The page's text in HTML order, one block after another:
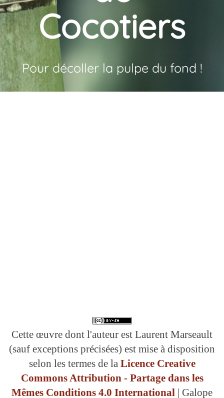
Cocotiers
Pour décoller la pulpe du fond !
Cette œuvre dont l'auteur est Laurent Marseault
(sauf exceptions précisées) est mise à disposition
selon les termes de la Licence Creative
Commons Attribution - Partage dans les
Mêmes Conditions 4.0 International | Galope